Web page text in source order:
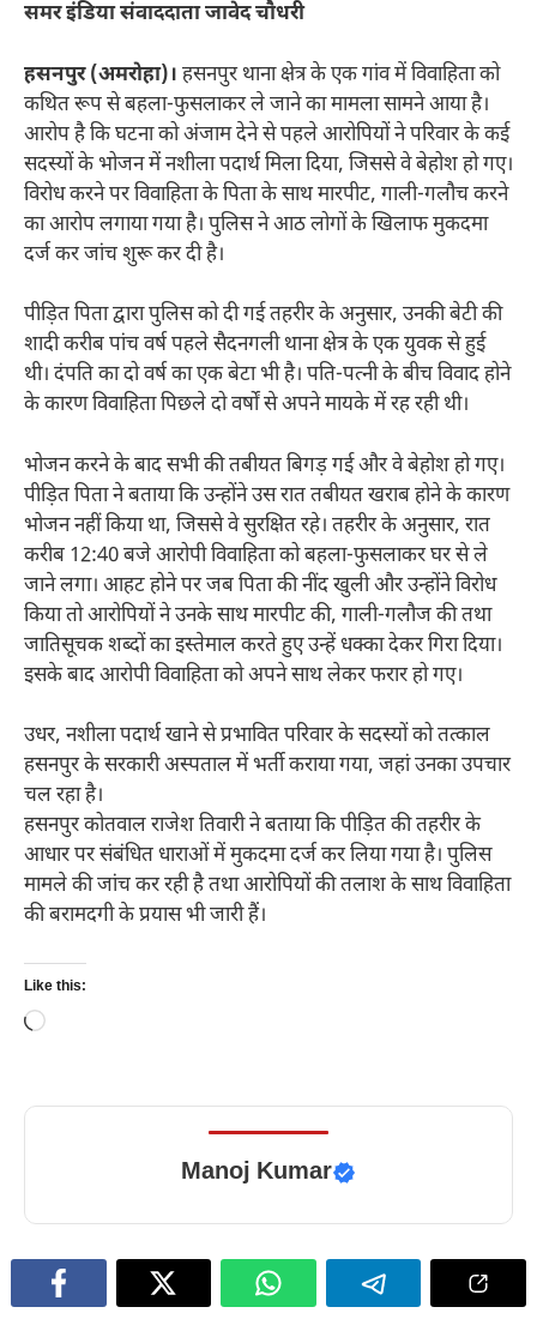
समर इंडिया संवाददाता जावेद चौधरी
हसनपुर (अमरोहा)। हसनपुर थाना क्षेत्र के एक गांव में विवाहिता को
कथित रूप से बहला-फुसलाकर ले जाने का मामला सामने आया है।
आरोप है कि घटना को अंजाम देने से पहले आरोपियों ने परिवार के कई
सदस्यों के भोजन में नशीला पदार्थ मिला दिया, जिससे वे बेहोश हो गए।
विरोध करने पर विवाहिता के पिता के साथ मारपीट, गाली-गलौच करने
का आरोप लगाया गया है। पुलिस ने आठ लोगों के खिलाफ मुकदमा
दर्ज कर जांच शुरू कर दी है।
पीड़ित पिता द्वारा पुलिस को दी गई तहरीर के अनुसार, उनकी बेटी की
शादी करीब पांच वर्ष पहले सैदनगली थाना क्षेत्र के एक युवक से हुई
थी। दंपति का दो वर्ष का एक बेटा भी है। पति-पत्नी के बीच विवाद होने
के कारण विवाहिता पिछले दो वर्षों से अपने मायके में रह रही थी।
भोजन करने के बाद सभी की तबीयत बिगड़ गई और वे बेहोश हो गए।
पीड़ित पिता ने बताया कि उन्होंने उस रात तबीयत खराब होने के कारण
भोजन नहीं किया था, जिससे वे सुरक्षित रहे। तहरीर के अनुसार, रात
करीब 12:40 बजे आरोपी विवाहिता को बहला-फुसलाकर घर से ले
जाने लगा। आहट होने पर जब पिता की नींद खुली और उन्होंने विरोध
किया तो आरोपियों ने उनके साथ मारपीट की, गाली-गलौज की तथा
जातिसूचक शब्दों का इस्तेमाल करते हुए उन्हें धक्का देकर गिरा दिया।
इसके बाद आरोपी विवाहिता को अपने साथ लेकर फरार हो गए।
उधर, नशीला पदार्थ खाने से प्रभावित परिवार के सदस्यों को तत्काल
हसनपुर के सरकारी अस्पताल में भर्ती कराया गया, जहां उनका उपचार
चल रहा है।
हसनपुर कोतवाल राजेश तिवारी ने बताया कि पीड़ित की तहरीर के
आधार पर संबंधित धाराओं में मुकदमा दर्ज कर लिया गया है। पुलिस
मामले की जांच कर रही है तथा आरोपियों की तलाश के साथ विवाहिता
की बरामदगी के प्रयास भी जारी हैं।
Like this:
Loading…
Manoj Kumar